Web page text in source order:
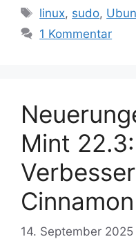
Schlagwörter
linux, sudo,
1 Kommentar
Mint 22.3:
14. September 2025